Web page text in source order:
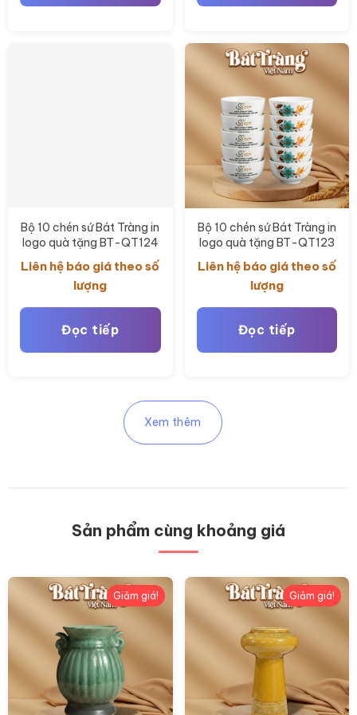
Bộ 10 chén sứ Bát Tràng in
logo quà tặng BT-QT124
Liên hệ báo giá theo số
lượng
Đọc tiếp
Bộ 10 chén sứ Bát Tràng in
logo quà tặng BT-QT123
Liên hệ báo giá theo số
lượng
Đọc tiếp
Xem thêm
Sản phẩm cùng khoảng giá
Giảm giá! Giảm giá!